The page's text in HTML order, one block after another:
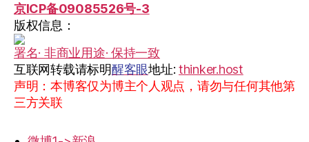
京ICP备09085526号-3
版权信息：
署名· 非商业用途· 保持一致
互联网转载请标明醒客眼地址: thinker.host
声明：本博客仅为博主个人观点，请勿与任何其他第
三方关联